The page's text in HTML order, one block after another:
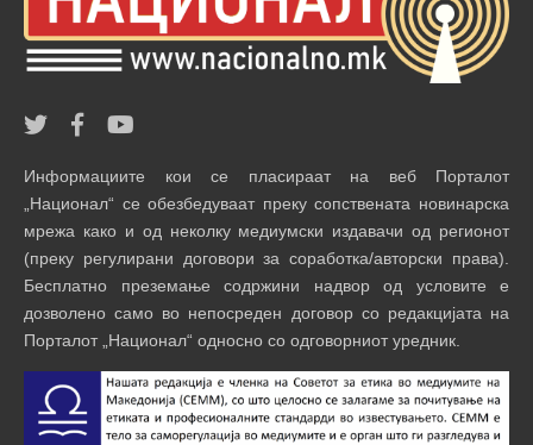
Информациите кои се пласираат на веб Порталот
„Национал“ се обезбедуваат преку сопствената новинарска
мрежа како и од неколку медиумски издавачи од регионот
(преку регулирани договори за соработка/авторски права).
Бесплатно преземање содржини надвор од условите е
дозволено само во непосреден договор со редакцијата на
Порталот „Национал“ односно со одговорниот уредник.